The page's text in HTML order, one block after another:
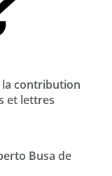
la contribution
et lettres
Busa de